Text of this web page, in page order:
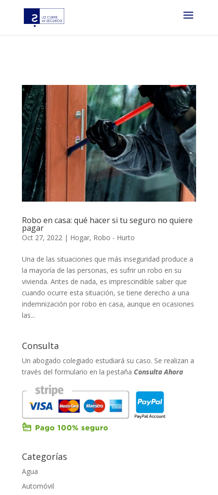
gtm4wp_the_gtm_tag(); } ?
Robo en casa: qué hacer si tu seguro no quiere
pagar
Oct 27, 2022| Hogar, Robo - Hurto
Una de las situaciones que más inseguridad produce a
la mayoría de las personas, es sufrir un robo en su
vivienda. Antes de nada, es imprescindible saber que
cuando ocurre esta situación, se tiene derecho a una
indemnización por robo en casa, aunque en ocasiones
las...
Consulta
Un abogado colegiado estudiará su caso. Se realizan a
través del formulario en la pestaña Consulta Ahora
Categorías
Agua
Automóvil